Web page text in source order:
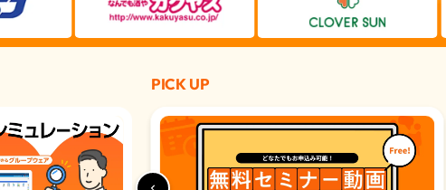
PICK UP